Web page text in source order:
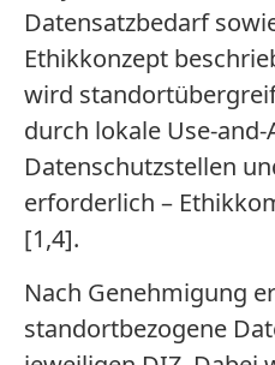
Datensatzbedarf
Ethikkonzept
wird
durch lokale Use-and-
Datenschutzstellen
erforderlich –
[1,4].
Nach Genehmigung
standortbezogene